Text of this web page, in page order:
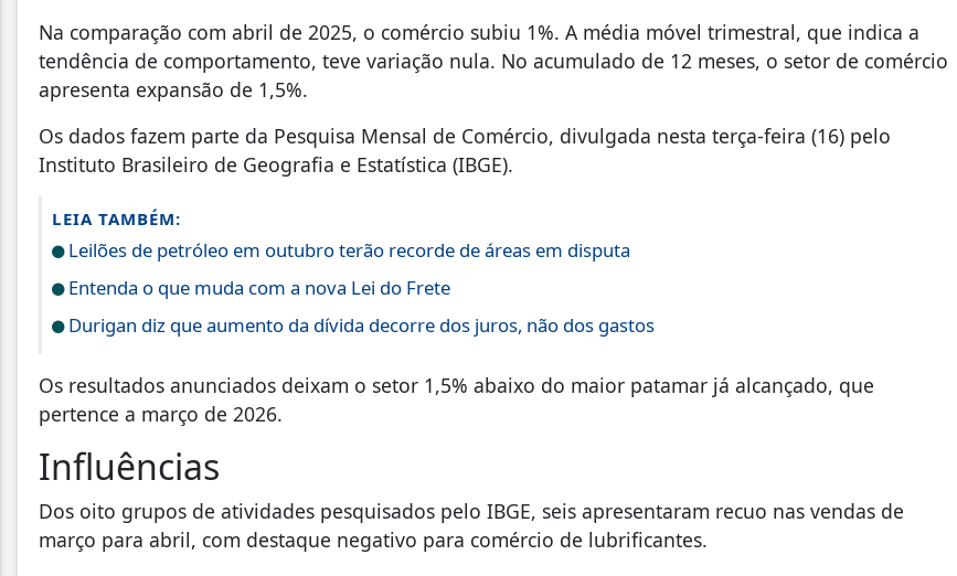
Na comparação com abril de 2025, o comércio subiu 1%. A média móvel trimestral, que indica a
tendência de comportamento, teve variação nula. No acumulado de 12 meses, o setor de comércio
apresenta expansão de 1,5%.
Os dados fazem parte da Pesquisa Mensal de Comércio, divulgada nesta terça-feira (16) pelo
Instituto Brasileiro de Geografia e Estatística (IBGE).
LEIA TAMBÉM:
Leilões de petróleo em outubro terão recorde de áreas em disputa
Entenda o que muda com a nova Lei do Frete
Durigan diz que aumento da dívida decorre dos juros, não dos gastos
Os resultados anunciados deixam o setor 1,5% abaixo do maior patamar já alcançado, que
pertence a março de 2026.
Influências
Dos oito grupos de atividades pesquisados pelo IBGE, seis apresentaram recuo nas vendas de
março para abril, com destaque negativo para comércio de lubrificantes.